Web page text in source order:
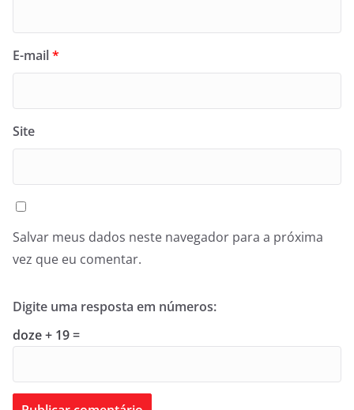
E-mail*
Site
Salvar meus dados neste navegador para a próxima
vez que eu comentar.
Digite uma resposta em números:
doze + 19 =